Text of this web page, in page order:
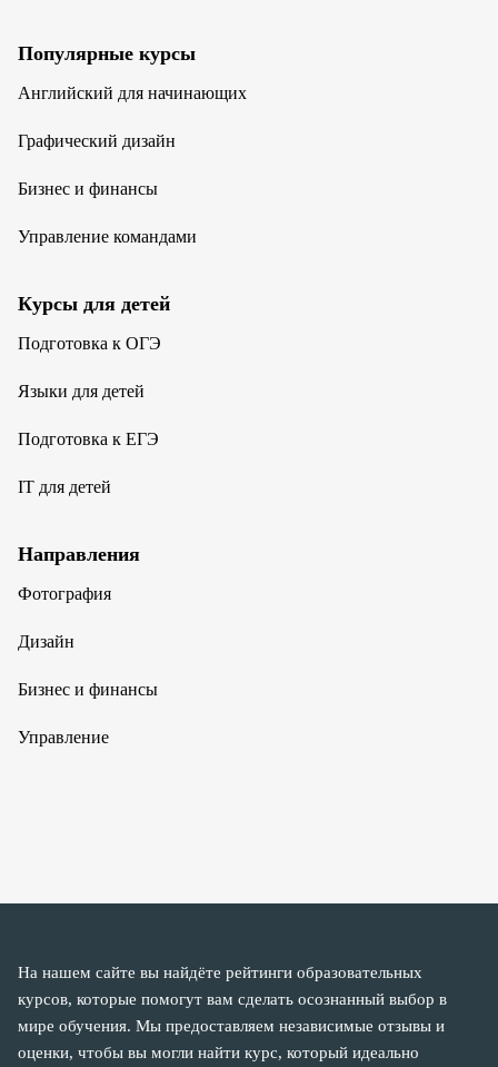
Популярные курсы
Английский для начинающих
Графический дизайн
Бизнес и финансы
Управление командами
Курсы для детей
Подготовка к ОГЭ
Языки для детей
Подготовка к ЕГЭ
IT для детей
Направления
Фотография
Дизайн
Бизнес и финансы
Управление
На нашем сайте вы найдёте рейтинги образовательных
курсов, которые помогут вам сделать осознанный выбор в
мире обучения. Мы предоставляем независимые отзывы и
оценки, чтобы вы могли найти курс, который идеально